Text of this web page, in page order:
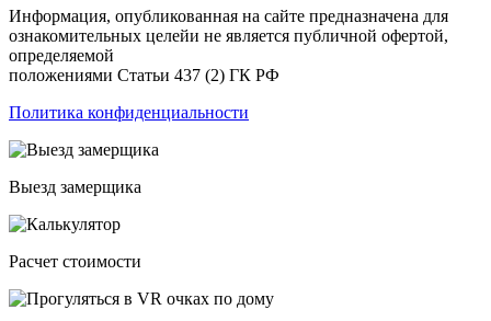
Информация, опубликованная на сайте предназначена для
ознакомительных целейи не является публичной офертой,
определяемой
положениями Статьи 437 (2) ГК РФ
Политика конфиденциальности
Выезд замерщика
Расчет стоимости